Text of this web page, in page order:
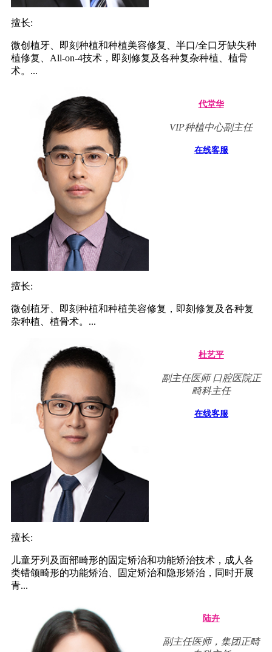
擅长:
微创植牙、即刻种植和种植美容修复、半口/全口牙缺失种
植修复、All-on-4技术，即刻修复及各种复杂种植、植骨
术。...
代堂华
VIP种植中心副主任
在线客服
擅长:
微创植牙、即刻种植和种植美容修复，即刻修复及各种复
杂种植、植骨术。...
杜艺平
副主任医师 口腔医院正
畸科主任
在线客服
擅长:
儿童牙列及面部畸形的固定矫治和功能矫治技术，成人各
类错颌畸形的功能矫治、固定矫治和隐形矫治，同时开展
青...
陆卉
副主任医师，集团正畸